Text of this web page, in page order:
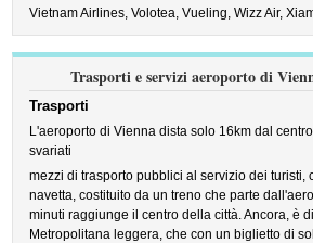
Vietnam Airlines,Volotea,Vueling,Wizz Air,
Trasporti e servizi aeroporto di
Trasporti
L'aeroporto di Vienna dista solo 16km dal
svariati
mezzi di trasporto pubblici al servizio dei turisti,
navetta, costituito da un treno che parte
minuti raggiunge il centro della città. Ancora, è
Metropolitana leggera, che con un biglietto di